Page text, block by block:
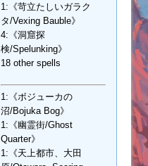
1:《苛立たしいガラク
タ/Vexing Bauble》
4:《洞窟探
検/Spelunking》
18 other spells
1:《ボジューカの
沼/Bojuka Bog》
1:《幽霊街/Ghost
Quarter》
1:《天上都市、大田